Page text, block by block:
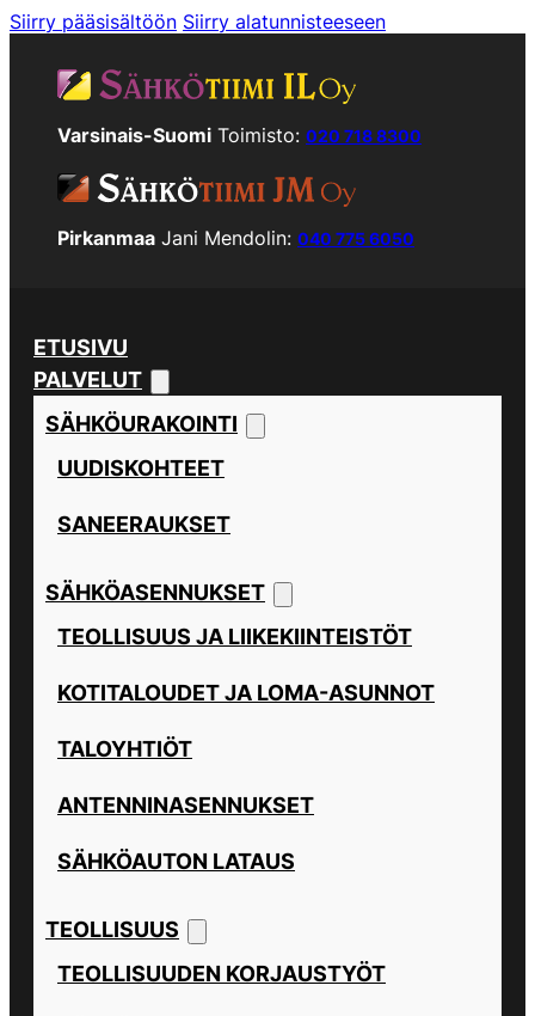
Siirry pääsisältöön Siirry alatunnisteeseen
Varsinais-Suomi Toimisto: 020 718 8300
Pirkanmaa Jani Mendolin: 040 775 6050
ETUSIVU
PALVELUT
SÄHKÖURAKOINTI
UUDISKOHTEET
SANEERAUKSET
SÄHKÖASENNUKSET
TEOLLISUUS JA LIIKEKIINTEISTÖT
KOTITALOUDET JA LOMA-ASUNNOT
TALOYHTIÖT
ANTENNINASENNUKSET
SÄHKÖAUTON LATAUS
TEOLLISUUS
TEOLLISUUDEN KORJAUSTYÖT